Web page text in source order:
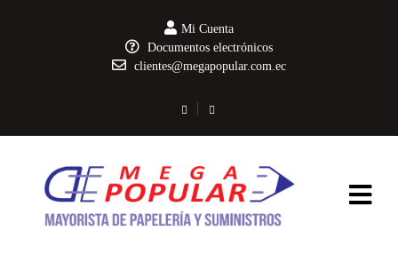
Mi Cuenta
Documentos electrónicos
clientes@megapopular.com.ec